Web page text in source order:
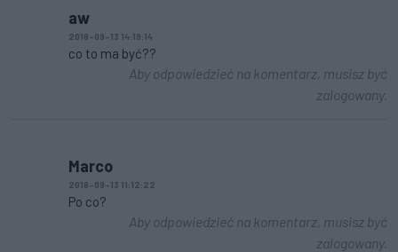
aw
2018-09-13 14:19:14
co to ma być??
Aby odpowiedzieć na komentarz, musisz być
zalogowany.
Marco
2018-09-13 11:12:22
Po co?
Aby odpowiedzieć na komentarz, musisz być
zalogowany.